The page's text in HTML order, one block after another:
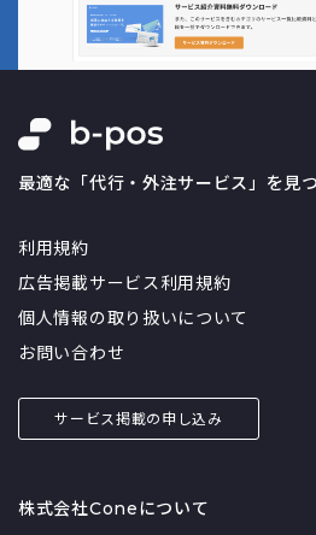
最適な「代行・外注サービス」を見つ
利用規約
広告掲載サービス利用規約
個人情報の取り扱いについて
お問い合わせ
サービス掲載の申し込み
株式会社Coneについて